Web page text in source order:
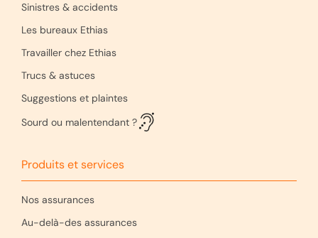
Sinistres & accidents
Les bureaux Ethias
Travailler chez Ethias
Trucs & astuces
Suggestions et plaintes
Sourd ou malentendant ?
Produits et services
Nos assurances
Au-delà-des assurances